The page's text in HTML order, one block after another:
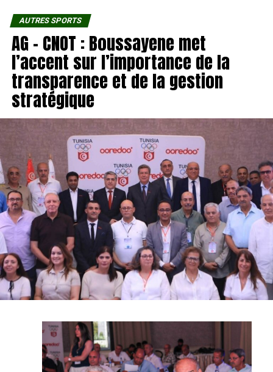
AUTRES SPORTS
AG – CNOT : Boussayene met
l’accent sur l’importance de la
transparence et de la gestion
stratégique